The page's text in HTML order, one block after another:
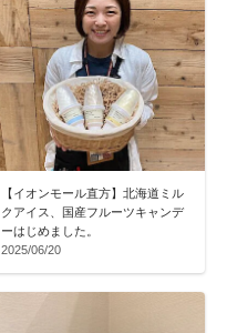
【イオンモール直方】北海道ミル
クアイス、国産フルーツキャンデ
ーはじめました。
2025/06/20